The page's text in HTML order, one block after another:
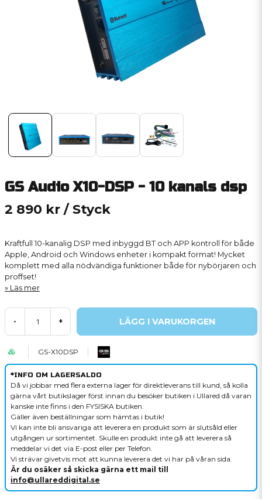
GS Audio X10-DSP - 10 kanals dsp
2 890 kr / Styck
Kraftfull 10-kanalig DSP med inbyggd BT och APP kontroll för både
Apple, Android och Windows enheter i kompakt format! Mycket
komplett med alla nödvändiga funktioner både för nybörjaren och
proffset!
Läs mer
- + LÄGG I VARUKORGEN
GS-X10DSP
*INFO OM LAGERSALDO
Då vi jobbar med flera externa lager för direktleverans till kund, så kolla
gärna vårt butikslager först innan du besöker butiken i Ullared då varan
kanske inte finns i den FYSISKA butiken.
Gäller även beställningar som hämtas i butik!
Vi kan inte bli ansvariga att leverera en produkt som är slutsåld eller
utgången ur sortimentet. Skulle en produkt inte gå att leverera så
meddelar vi det via E-post eller per Telefon.
Vi strävar givetvis mot att kunna leverera det vi har på våran sida.
Är du osäker så skicka gärna ett mail till
info@ullareddigital.se